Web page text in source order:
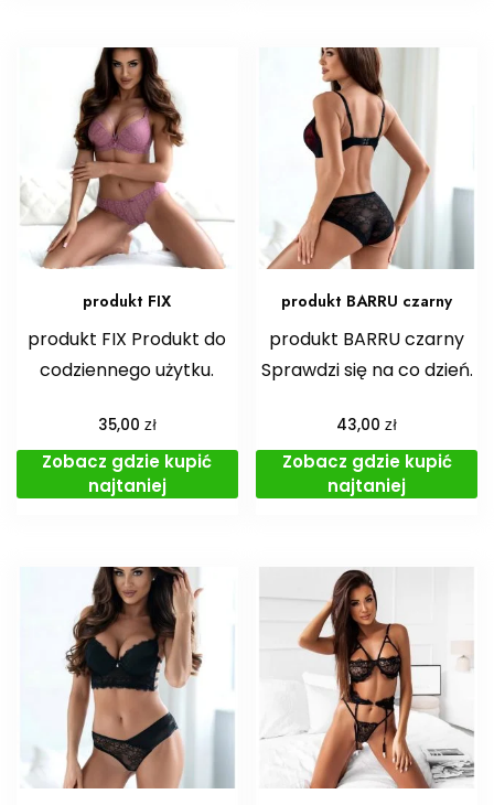
produkt FIX
produkt FIX Produkt do
codziennego użytku.
35,00 zł
Zobacz gdzie kupić
najtaniej
produkt BARRU czarny
produkt BARRU czarny
Sprawdzi się na co dzień.
43,00zł
Zobacz gdzie kupić
najtaniej